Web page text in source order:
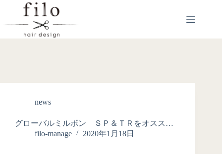
news
グローバルミルボン ＳＰ＆ＴＲをオスス…
filo-manage
2020年1月18日